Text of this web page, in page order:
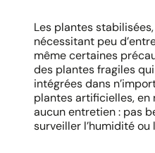
Les plantes
nécessitant peu
même certaines
des plantes fragiles
intégrées dans
plantes artificielles, en
aucun entretien : pas
surveiller l’humidité ou